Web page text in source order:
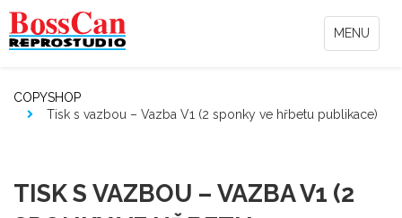
MENU
COPYSHOP
Tisk s vazbou – Vazba V1 (2 sponky ve hřbetu publikace)
TISK S VAZBOU – VAZBA V1 (2